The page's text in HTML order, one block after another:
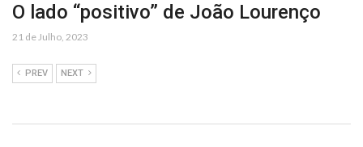
O lado “positivo” de João Lourenço
21 de Julho, 2023
PREV NEXT